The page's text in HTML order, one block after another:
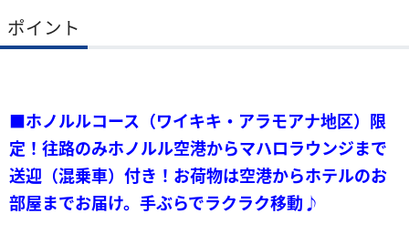
ポイント
■ホノルルコース（ワイキキ・アラモアナ地区）限
定！往路のみホノルル空港からマハロラウンジまで
送迎（混乗車）付き！お荷物は空港からホテルのお
部屋までお届け。手ぶらでラクラク移動♪